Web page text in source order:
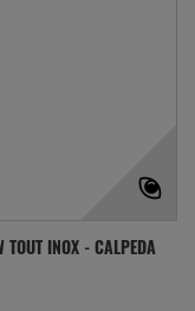
INOX - CALPEDA